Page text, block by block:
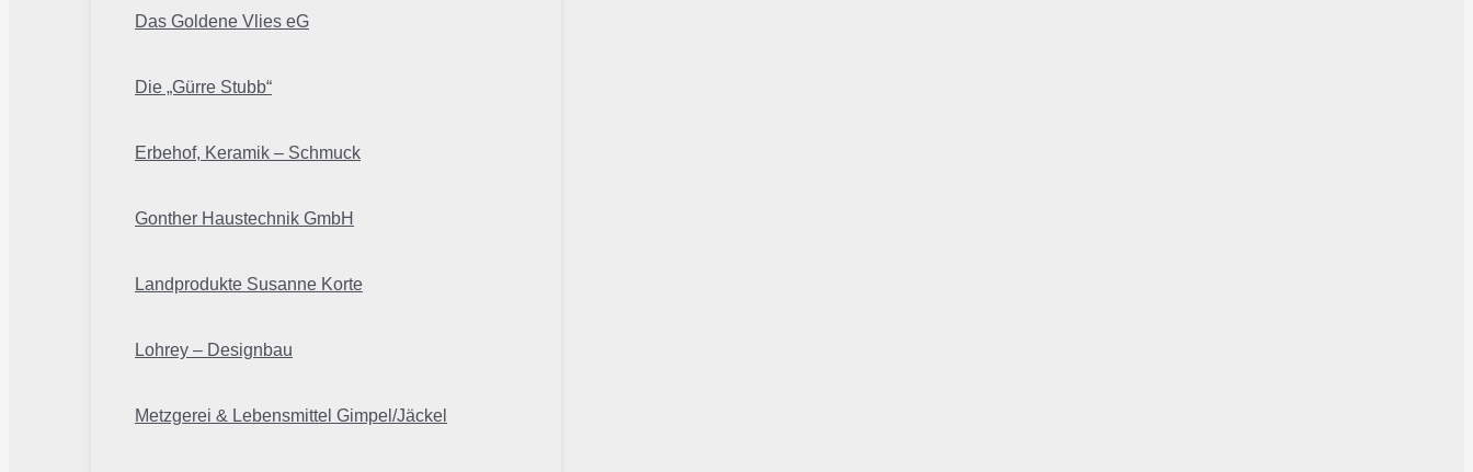
Das Goldene Vlies eG
Die „Gürre Stubb“
Erbehof, Keramik – Schmuck
Gonther Haustechnik GmbH
Landprodukte Susanne Korte
Lohrey – Designbau
Metzgerei & Lebensmittel Gimpel/Jäckel